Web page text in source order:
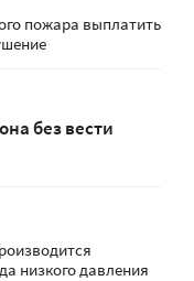
пожара выплатить
без вести
низкого давления